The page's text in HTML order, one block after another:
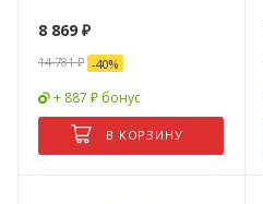
8 869 ₽
14 781₽ -40%
+ 887 ₽ бонус
В КОРЗИНУ